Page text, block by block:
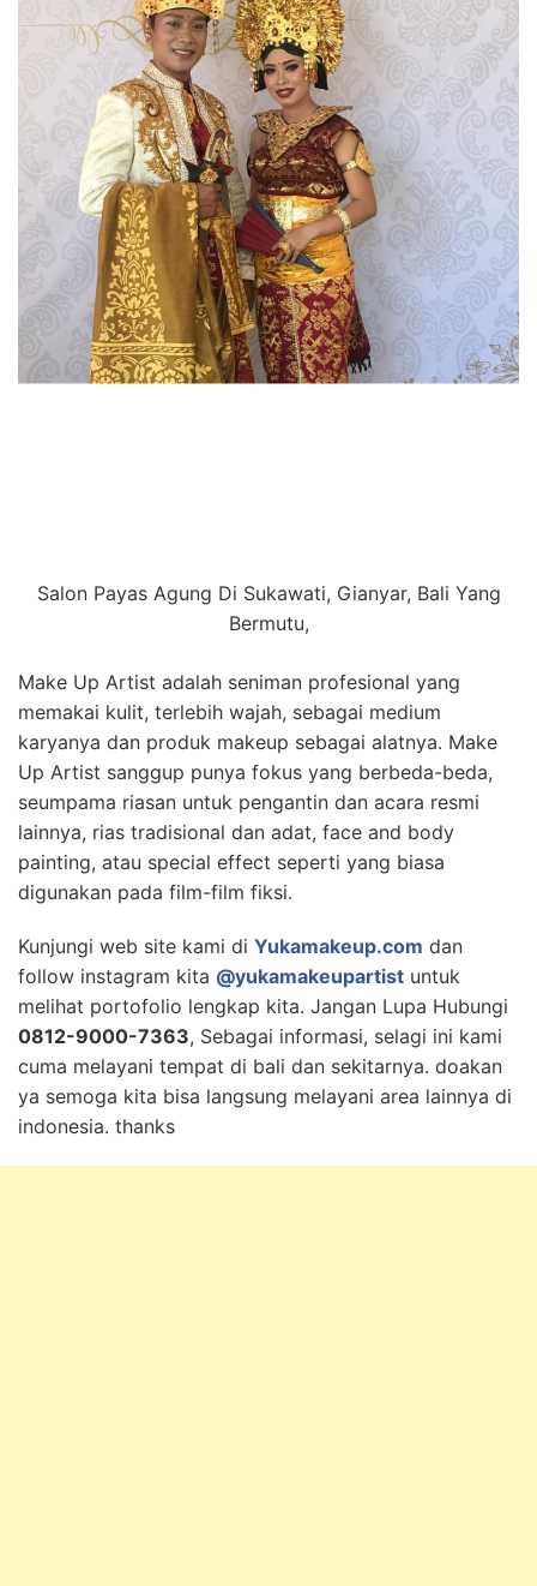
Salon Payas Agung Di Sukawati, Gianyar, Bali Yang
Bermutu,
Make Up Artist adalah seniman profesional yang
memakai kulit, terlebih wajah, sebagai medium
karyanya dan produk makeup sebagai alatnya. Make
Up Artist sanggup punya fokus yang berbeda-beda,
seumpama riasan untuk pengantin dan acara resmi
lainnya, rias tradisional dan adat, face and body
painting, atau special effect seperti yang biasa
digunakan pada film-film fiksi.
Kunjungi web site kami di Yukamakeup.com dan
follow instagram kita @yukamakeupartist untuk
melihat portofolio lengkap kita. Jangan Lupa Hubungi
0812-9000-7363, Sebagai informasi, selagi ini kami
cuma melayani tempat di bali dan sekitarnya. doakan
ya semoga kita bisa langsung melayani area lainnya di
indonesia. thanks